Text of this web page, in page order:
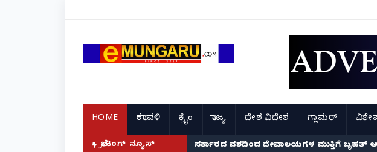
HOME ಕರಾವಳಿ ಕ್ರೈಂ ರಾಜ್ಯ ದೇಶ ವಿದೇಶ ಗ್ಲಾಮರ್
ಬ್ರೇಕಿಂಗ್ ನ್ಯೂಸ್ ಸರ್ಕಾರದ ವಶದಿಂದ ದೇವಾಲಯಗಳ ಮುಕ್ತಿಗೆ